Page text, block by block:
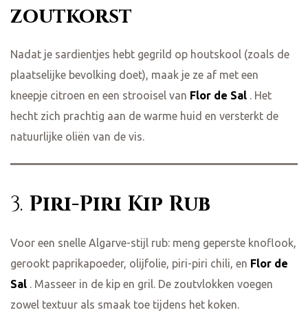
zoutkorst
Nadat je sardientjes hebt gegrild op houtskool (zoals de
plaatselijke bevolking doet), maak je ze af met een
kneepje citroen en een strooisel van Flor de Sal . Het
hecht zich prachtig aan de warme huid en versterkt de
natuurlijke oliën van de vis.
3. Piri-Piri Kip Rub
Voor een snelle Algarve-stijl rub: meng geperste knoflook,
gerookt paprikapoeder, olijfolie, piri-piri chili, en Flor de
Sal . Masseer in de kip en gril. De zoutvlokken voegen
zowel textuur als smaak toe tijdens het koken.